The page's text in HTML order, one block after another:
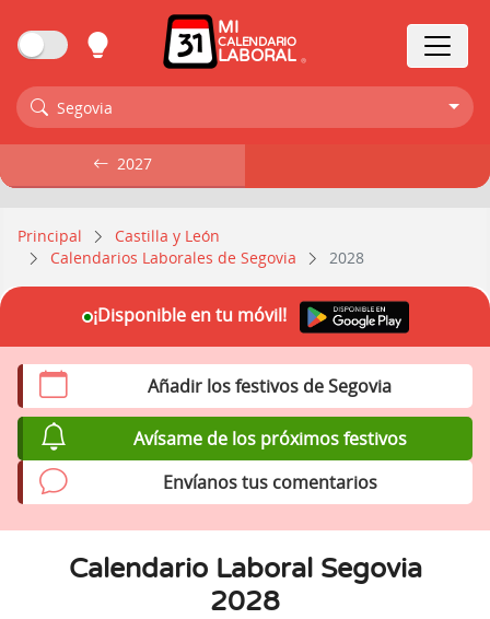
MI
CALENDARIO
LABORAL
Segovia
Principal
Castilla y León
Calendarios Laborales de Segovia
2028
Calendario Laboral Segovia
2028
2027
2027
Añadir los festivos de Segovia
Avísame de los próximos festivos
Envíanos tus comentarios
¡Disponible en tu móvil!